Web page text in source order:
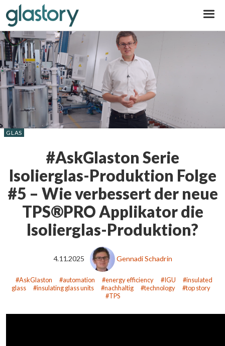
#AskGlaston Serie
Isolierglas-Produktion Folge
#5 – Wie verbessert der neue
TPS®PRO Applikator die
Isolierglas-Produktion?
GLAS
4.11.2025 Gennadi Schadrin
AskGlaston automation energy efficiency IGU
insulated
glass
insulating glass units nachhaltig technology
top story
TPS